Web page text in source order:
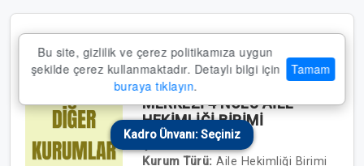
Bu site, gizlilik ve çerez politikamıza uygun
şekilde çerez kullanmaktadır. Detaylı bilgi için
buraya tıklayın.
Tamam
Kadro Ünvanı: Seçiniz
KİLİS MUSABEYLİ TOPLUM
SAĞLIĞI MERKEZİ
MUSABEYLİ AİLE SAĞLIĞI
MERKEZİ 4 NOLU AİLE
HEKİMLİĞİ BİRİMİ
Kurum Türü: Aile Hekimliği Birimi